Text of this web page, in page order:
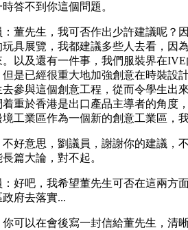
答不到你這個問題。
董先生，我可否作出少許建議呢？
玩具展覽，我都建議多些人去看，因
。以及還有一件事，我們服裝界在
是已經很重大地加強創意在時裝設
去參與這個創意工程，從而令學生出
重於香港是出口產品主導者的角度
工業區作為一個新的創意工業區，
好意思，劉議員，謝謝你的建議，
篇大論，對不起。
好吧，我希望董先生可否在這兩方
府去落實...
可以在會後寫一封信給董先生，清